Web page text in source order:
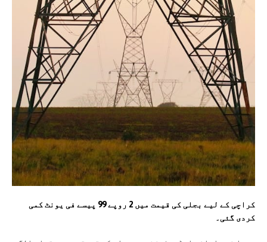
کراچی کے لیے بجلی کی قیمت میں 2 روپے 99 پیسے فی یونٹ کمی
کردی گئی۔